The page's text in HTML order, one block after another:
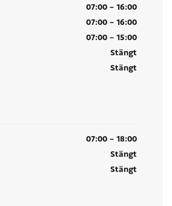
07:00 – 16:00
07:00 – 16:00
07:00 – 15:00
Stängt
Stängt
07:00 – 18:00
Stängt
Stängt